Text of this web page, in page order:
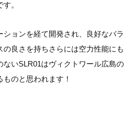
。
ョンを経て開発され、良好なバラ
の良さを持ちさらには空力性能にも
ないSLR01はヴィクトワール広島の
のと思われます！